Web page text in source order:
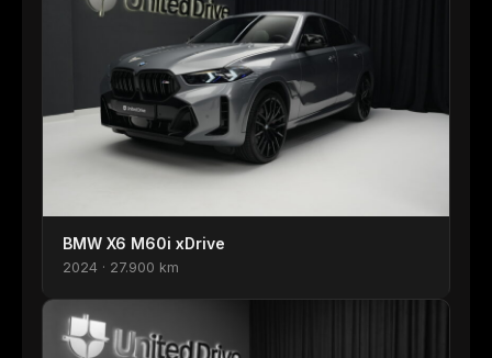
BMW X6 M60i xDrive
2024 · 27.900 km